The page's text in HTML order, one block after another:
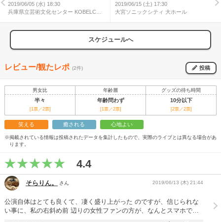
2019/06/05 (水) 18:30
兵庫県立芸術文化センター KOBELCO
2019/06/15 (土) 17:30
大宮ソニックシティ 大ホール
スケジュールへ
レビュー/観たレポ (2件) 投稿
男女比 年齢層 グッズの待ち時間
半々 年齢問わず 10分以下
[1票／2票] [1票／2票] [2票／2票]
笑える 癒される 心地よい
※掲載されている情報は投稿されたデータを集計したもので、実際のライブとは異なる場合があ
ります。
4.4
そらりん。 さん 2019/06/13 (木) 21:44
公演自体はとても良くて、凄く盛り上がった のですが、信じられな
い事に、私の右斜め前 辺りの女性ファンの方が、なんとスマホでマ